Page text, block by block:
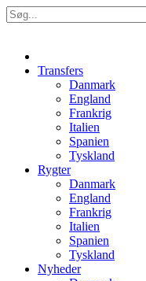
Transfers
Danmark
England
Frankrig
Italien
Spanien
Tyskland
Rygter
Danmark
England
Frankrig
Italien
Spanien
Tyskland
Nyheder